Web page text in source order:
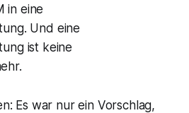
in eine
Und eine
ist keine
Es war nur ein Vorschlag,